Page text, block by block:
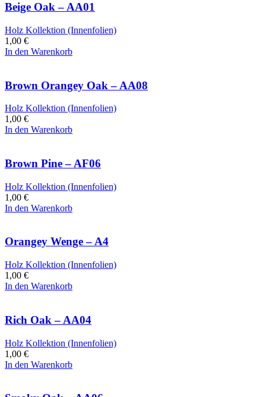
Beige Oak – AA01
Holz Kollektion (Innenfolien)
1,00 €
In den Warenkorb
Brown Orangey Oak – AA08
Holz Kollektion (Innenfolien)
1,00 €
In den Warenkorb
Brown Pine – AF06
Holz Kollektion (Innenfolien)
1,00 €
In den Warenkorb
Orangey Wenge – A4
Holz Kollektion (Innenfolien)
1,00 €
In den Warenkorb
Rich Oak – AA04
Holz Kollektion (Innenfolien)
1,00 €
In den Warenkorb